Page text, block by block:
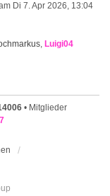
Di 7. Apr 2026, 13:04
, Luigi04
• Mitglieder